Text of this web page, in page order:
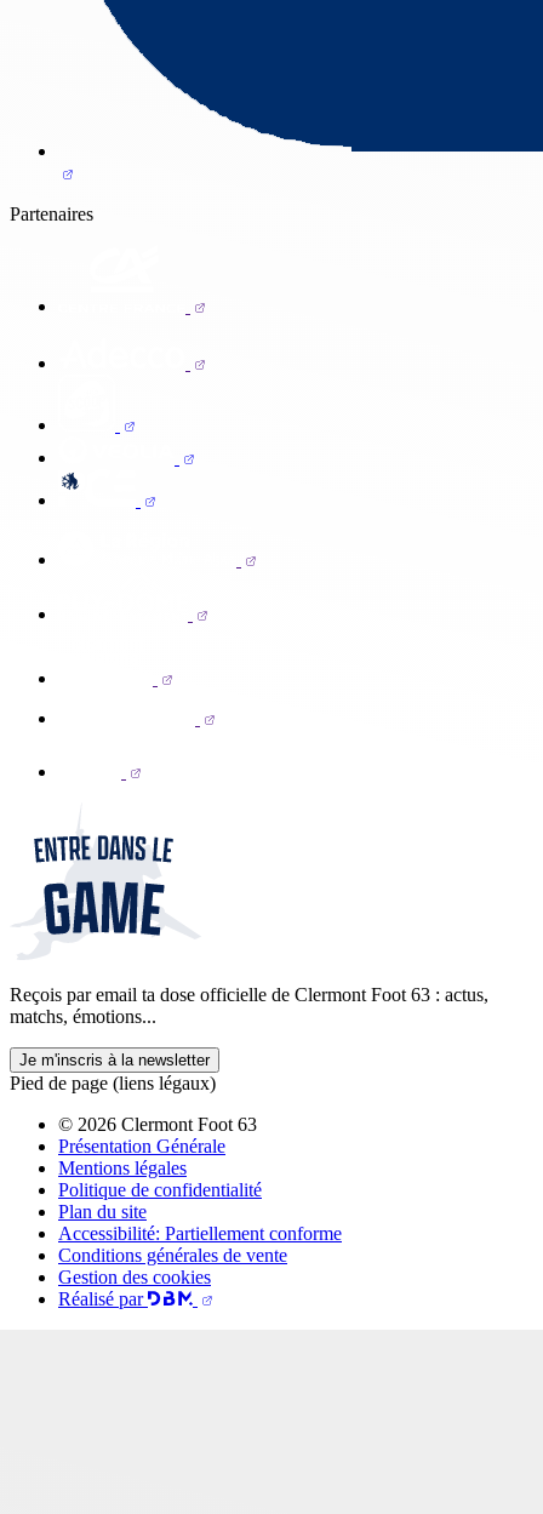
Partenaires
Reçois par email ta dose officielle de Clermont Foot 63 : actus,
matchs, émotions...
Je m'inscris à la newsletter
Pied de page (liens légaux)
© 2026 Clermont Foot 63
Présentation Générale
Mentions légales
Politique de confidentialité
Plan du site
Accessibilité: Partiellement conforme
Conditions générales de vente
Gestion des cookies
Réalisé par